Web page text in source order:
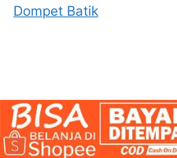
Dompet Batik